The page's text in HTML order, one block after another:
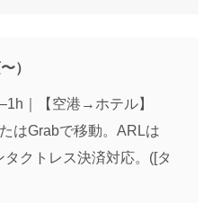
）
｜【空港→ホテル】
はGrabで移動。ARLは
クトレス決済対応。([タ